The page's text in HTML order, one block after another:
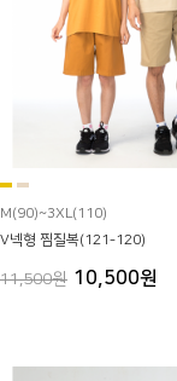
M(90)~3XL(110)
V넥형 찜질복(121-120)
11,500원 10,500원